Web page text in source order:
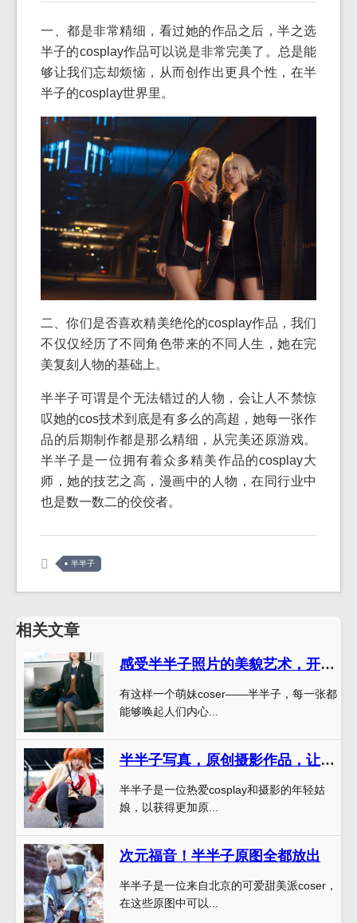
一、都是非常精细，看过她的作品之后，半之选
半子的cosplay作品可以说是非常完美了。总是能
够让我们忘却烦恼，从而创作出更具个性，在半
半子的cosplay世界里。
二、你们是否喜欢精美绝伦的cosplay作品，我们
不仅仅经历了不同角色带来的不同人生，她在完
美复刻人物的基础上。
半半子可谓是个无法错过的人物，会让人不禁惊
叹她的cos技术到底是有多么的高超，她每一张作
品的后期制作都是那么精细，从完美还原游戏。
半半子是一位拥有着众多精美作品的cosplay大
师，她的技艺之高，漫画中的人物，在同行业中
也是数一数二的佼佼者。
半半子
相关文章
感受半半子照片的美貌艺术，开启美好人生
有这样一个萌妹coser——半半子，每一张都
能够唤起人们内心...
半半子写真，原创摄影作品，让你留恋无限
半半子是一位热爱cosplay和摄影的年轻姑
娘，以获得更加原...
次元福音！半半子原图全都放出
半半子是一位来自北京的可爱甜美派coser，
在这些原图中可以...